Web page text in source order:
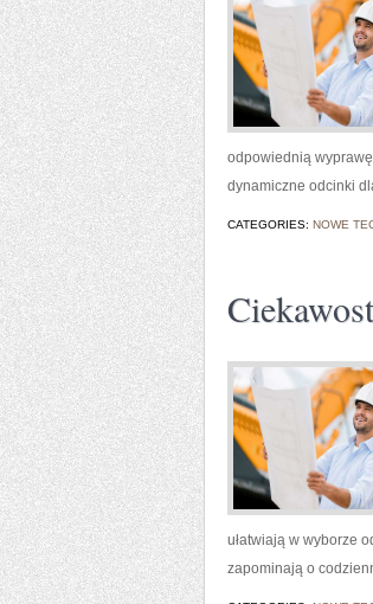
odpowiednią
dynamiczne odcinki
CATEGORIES: NOWE
ułatwiają w wyborze
zapominają o